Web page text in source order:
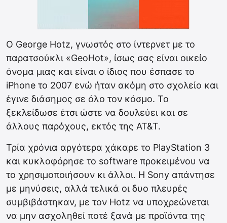
Ο George Hotz, γνωστός στο ίντερνετ με το
παρατσούκλι «GeoHot», ίσως σας είναι οικείο
όνομα μιας και είναι ο ίδιος που έσπασε το
iPhone το 2007 ενώ ήταν ακόμη στο σχολείο και
έγινε διάσημος σε όλο τον κόσμο. Το
ξεκλείδωσε έτσι ώστε να δουλεύει και σε
άλλους παρόχους, εκτός της AT&T.
Τρία χρόνια αργότερα χάκαρε το PlayStation 3
και κυκλοφόρησε το software προκειμένου να
το χρησιμοποιήσουν κι άλλοι. Η Sony απάντησε
με μηνύσεις, αλλά τελικά οι δυο πλευρές
συμβιβάστηκαν, με τον Hotz να υποχρεώνεται
να μην ασχοληθεί ποτέ ξανά με προϊόντα της